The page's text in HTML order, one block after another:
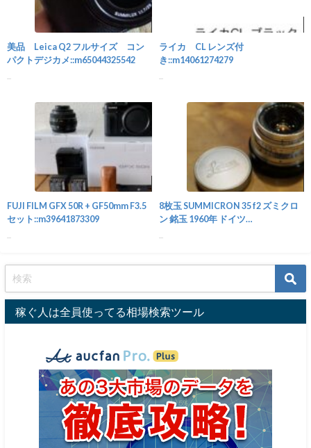
美品 Leica Q2 フルサイズ コン
パクトデジカメ::m65044325542
ライカ CL レンズ付
き::m14061274279
FUJI FILM GFX 50R + GF50mm F3.5
セット::m39641873309
8枚玉 SUMMICRON 35 f2 ズミクロ
ン 銘玉 1960年 ドイツ
稼ぐ人は全員使ってる相場検索ツール